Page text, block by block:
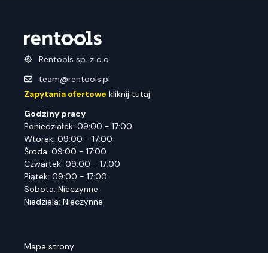
Rentools sp. z o.o.
team@rentools.pl
Zapytania ofertowe kliknij tutaj
Godziny pracy
Poniedziałek: 09:00 - 17:00
Wtorek: 09:00 - 17:00
Środa: 09:00 - 17:00
Czwartek: 09:00 - 17:00
Piątek: 09:00 - 17:00
Sobota: Nieczynne
Niedziela: Nieczynne
Mapa strony